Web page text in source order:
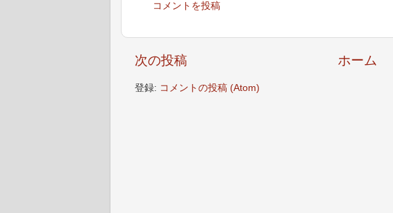
コメントを投稿
次の投稿 ホーム
登録: コメントの投稿 (Atom)